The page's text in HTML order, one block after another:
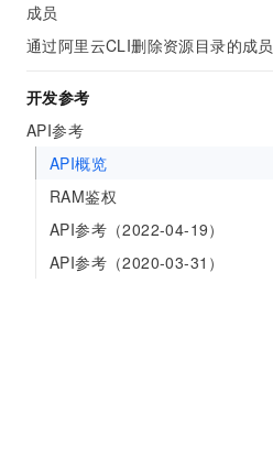
成员
通过阿里云CLI删除资源目录的成员
开发参考
API参考
API概览
RAM鉴权
API参考（2022-04-19）
API参考（2020-03-31）